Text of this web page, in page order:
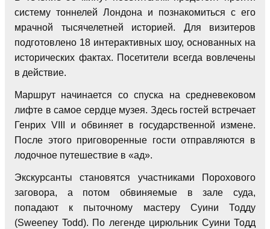
систему тоннелей Лондона и познакомиться с его
мрачной тысячелетней историей. Для визитеров
подготовлено 18 интерактивных шоу, основанных на
исторических фактах. Посетители всегда вовлечены
в действие.
Маршрут начинается со спуска на средневековом
лифте в самое сердце музея. Здесь гостей встречает
Генрих VIII и обвиняет в государственной измене.
После этого приговоренные гости отправляются в
лодочное путешествие в «ад».
Экскурсанты становятся участниками Порохового
заговора, а потом обвиняемые в зале суда,
попадают к пыточному мастеру Суини Тодду
(Sweeney Todd). По легенде цирюльник Суини Тодд